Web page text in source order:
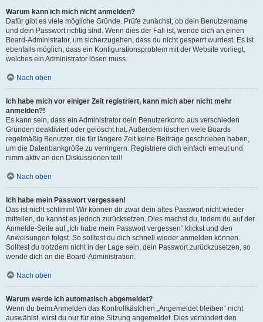
Warum kann ich mich nicht anmelden?
Dafür gibt es viele mögliche Gründe. Prüfe zunächst, ob dein Benutzername
und dein Passwort richtig sind. Wenn dies der Fall ist, wende dich an einen
Board-Administrator, um sicherzugehen, dass du nicht gesperrt wurdest. Es ist
ebenfalls möglich, dass ein Konfigurationsproblem mit der Website vorliegt,
welches ein Administrator lösen muss.
Nach oben
Ich habe mich vor einiger Zeit registriert, kann mich aber nicht mehr
anmelden?!
Es kann sein, dass ein Administrator dein Benutzerkonto aus verschieden
Gründen deaktiviert oder gelöscht hat. Außerdem löschen viele Boards
regelmäßig Benutzer, die für längere Zeit keine Beiträge geschrieben haben,
um die Datenbankgröße zu verringern. Registriere dich einfach erneut und
nimm aktiv an den Diskussionen teil!
Nach oben
Ich habe mein Passwort vergessen!
Das ist nicht schlimm! Wir können dir zwar dein altes Passwort nicht wieder
mitteilen, du kannst es jedoch zurücksetzen. Dies machst du, indem du auf der
Anmelde-Seite auf „Ich habe mein Passwort vergessen“ klickst und den
Anweisungen folgst. So solltest du dich schnell wieder anmelden können.
Solltest du trotzdem nicht in der Lage sein, dein Passwort zurückzusetzen, so
wende dich an die Board-Administration.
Nach oben
Warum werde ich automatisch abgemeldet?
Wenn du beim Anmelden das Kontrollkästchen „Angemeldet bleiben“ nicht
auswählst, wirst du nur für eine Sitzung angemeldet. Dies verhindert den